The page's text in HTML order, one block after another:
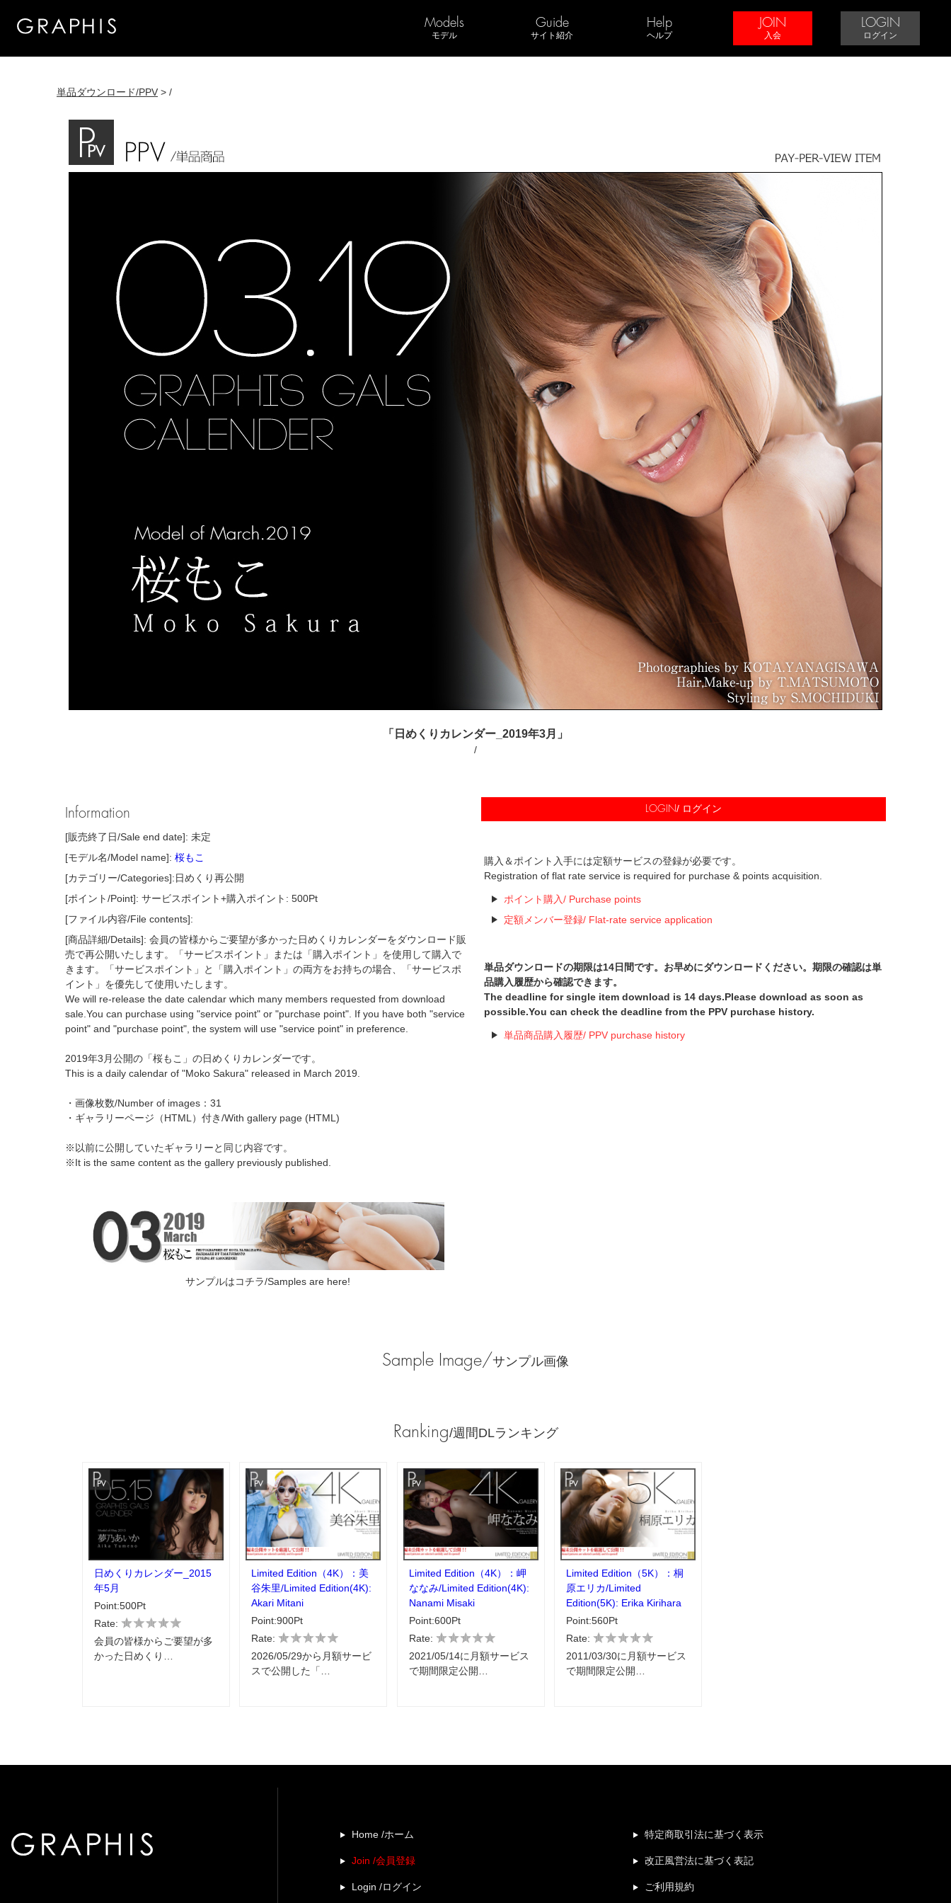
Models
モデル
Guide
サイト紹介
Help
ヘルプ
JOIN
入会
LOGIN
ログイン
単品ダウンロード/PPV > /
「日めくりカレンダー_2019年3月」
/
Information
[販売終了日/Sale end date]: 未定
[モデル名/Model name]: 桜もこ
[カテゴリー/Categories]:日めくり再公開
[ポイント/Point]: サービスポイント+購入ポイント: 500Pt
[ファイル内容/File contents]:
[商品詳細/Details]: 会員の皆様からご要望が多かった日めくりカレンダーをダウンロード販
売で再公開いたします。「サービスポイント」または「購入ポイント」を使用して購入で
きます。「サービスポイント」と「購入ポイント」の両方をお持ちの場合、「サービスポ
イント」を優先して使用いたします。
We will re-release the date calendar which many members requested from download
sale.You can purchase using "service point" or "purchase point". If you have both "service
point" and "purchase point", the system will use "service point" in preference.
2019年3月公開の「桜もこ」の日めくりカレンダーです。
This is a daily calendar of "Moko Sakura" released in March 2019.
・画像枚数/Number of images：31
・ギャラリーページ（HTML）付き/With gallery page (HTML)
※以前に公開していたギャラリーと同じ内容です。
※It is the same content as the gallery previously published.
サンプルはコチラ/Samples are here!
LOGIN/ ログイン
購入＆ポイント入手には定額サービスの登録が必要です。
Registration of flat rate service is required for purchase & points acquisition.
ポイント購入/ Purchase points
定額メンバー登録/ Flat-rate service application
単品ダウンロードの期限は14日間です。お早めにダウンロードください。期限の確認は単
品購入履歴から確認できます。
The deadline for single item download is 14 days.Please download as soon as
possible.You can check the deadline from the PPV purchase history.
単品商品購入履歴/ PPV purchase history
Sample Image/サンプル画像
Ranking/週間DLランキング
日めくりカレンダー_2015
年5月
Point:500Pt
Rate:
会員の皆様からご要望が多
かった日めくり…
Limited Edition（4K）：美
谷朱里/Limited Edition(4K):
Akari Mitani
Point:900Pt
Rate:
2026/05/29から月額サービ
スで公開した「…
Limited Edition（4K）：岬
ななみ/Limited Edition(4K):
Nanami Misaki
Point:600Pt
Rate:
2021/05/14に月額サービス
で期間限定公開…
Limited Edition（5K）：桐
原エリカ/Limited
Edition(5K): Erika Kirihara
Point:560Pt
Rate:
2011/03/30に月額サービス
で期間限定公開…
Home /ホーム
Join /会員登録
Login /ログイン
特定商取引法に基づく表示
改正風営法に基づく表記
ご利用規約